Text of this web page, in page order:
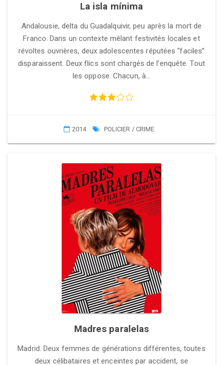
La isla mínima
Andalousie, delta du Guadalquivir, peu après la mort de
Franco. Dans un contexte mêlant festivités locales et
révoltes ouvrières, deux adolescentes réputées “faciles”
disparaissent. Deux flics sont chargés de l’enquête. Tout
les oppose. Chacun, à…
2014 POLICIER / CRIME
Madres paralelas
Madrid. Deux femmes de générations différentes, toutes
deux célibataires et enceintes par accident, se